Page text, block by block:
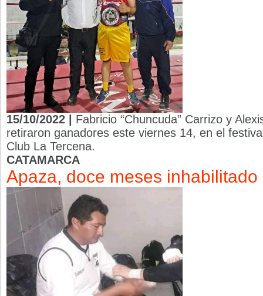
15/10/2022 | Fabricio “Chuncuda” Carrizo y
retiraron ganadores este viernes 14, en el
Club La Tercena.
CATAMARCA
Apaza, doce meses inhabilitado